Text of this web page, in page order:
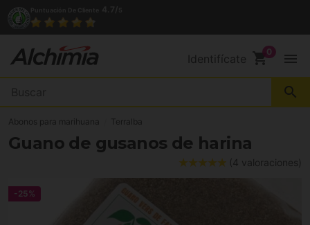
Identifícate shopping_cart menu
search
Abonos para marihuana Terralba
Guano de gusanos de harina
(4 valoraciones)
-25%